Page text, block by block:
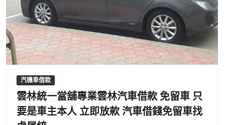
汽機車借款
雲林統一當舖專業雲林汽車借款 免留車 只
要是車主本人 立即放款 汽車借錢免留車找